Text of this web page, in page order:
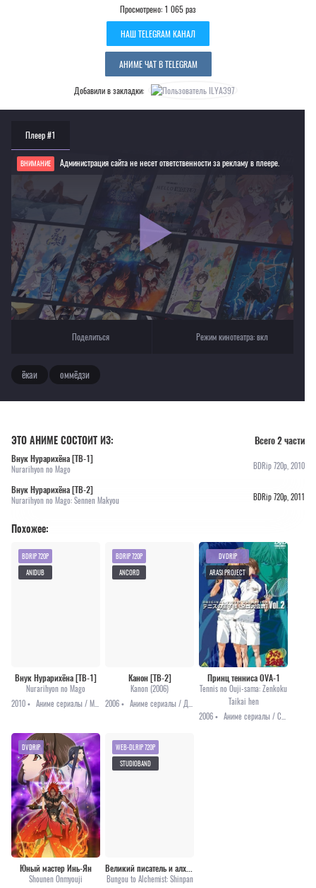
Просмотрено: 1 065 раз
НАШ TELEGRAM КАНАЛ
АНИМЕ ЧАТ В TELEGRAM
Добавили в закладки:
Плеер #1
ВНИМАНИЕ Администрация сайта не несет ответственности за рекламу в плеере.
Если видео не работает, обновите страницу или выберите другой плеер!
Для просмотра некоторых аниме необходимо установить VPN
Текущее воспроизведение：Внук Нурарихёна [ТВ-2]
Поделиться Режим кинотеатра:вкл
ёкаи оммёдзи
ЭТО АНИМЕ СОСТОИТ ИЗ:
Всего 2 части
Внук Нурарихёна [ТВ-1]
Nurarihyon no Mago BDRip 720p, 2010
Внук Нурарихёна [ТВ-2]
Nurarihyon no Mago: Sennen Makyou BDRip 720p, 2011
Похожее:
Внук Нурарихёна [ТВ-1]
Nurarihyon no Mago
2010 •
BDRIP 720P
ANIDUB
Канон [ТВ-2]
Kanon (2006)
2006 •
BDRIP 720P
ANCORD
Принц тенниса OVA-1
Tennis no Ouji-sama: Zenkoku
Taikai hen
2006 •
DVDRIP
ARASI PROJECT
Юный мастер Инь-Ян
Shounen Onmyouji
DVDRIP
Bungou to Alchemist: Shinpan
WEB-DLRIP 720P
STUDIOBAND